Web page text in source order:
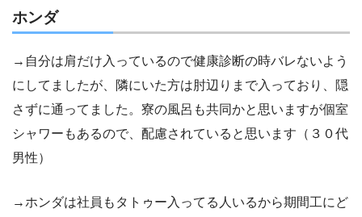
ホンダ
→自分は肩だけ入っているので健康診断の時バレないよう
にしてましたが、隣にいた方は肘辺りまで入っており、隠
さずに通ってました。寮の風呂も共同かと思いますが個室
シャワーもあるので、配慮されていると思います（３０代
男性）
→ホンダは社員もタトゥー入ってる人いるから期間工にど